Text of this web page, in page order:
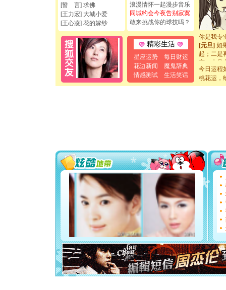
[誓 言] 求佛
[王力宏] 大城小爱
[王心凌] 花的嫁纱
浪漫情怀一起漫步音乐
同城约会今夜告别寂寞
敢来挑战你的球技吗？
精彩生活
星座运势
每日财运
花边新闻
魔鬼辞典
情感测试
生活笑话
如意,快
[元旦]看
断电。爱
你是我专
[元旦]如
起；二是
离。水晶
[元旦]当
泣，这痛
你太多，
要平安
[圣诞节]
能正大
都要快乐
[圣诞节]
如意,快
[元旦]
看
断电。
你是我
[元旦]
起；二是
离。水晶
[元旦]当
泣，这痛
今日运程
桃花运，